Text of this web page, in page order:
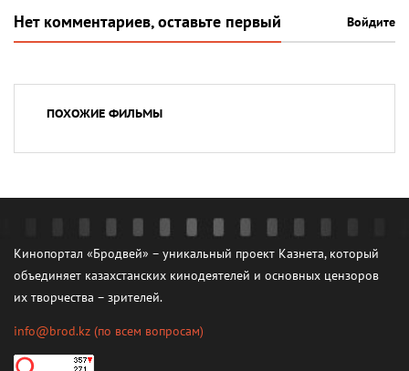
Нет комментариев, оставьте первый Войдите
ПОХОЖИЕ ФИЛЬМЫ
Кинопортал «Бродвей» – уникальный проект Казнета, который
объединяет казахстанских кинодеятелей и основных цензоров
их творчества – зрителей.
info@brod.kz (по всем вопросам)